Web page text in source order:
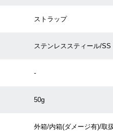
ストラップ
ステンレススティール/SS
-
50g
外箱/内箱(ダメージ有)/取